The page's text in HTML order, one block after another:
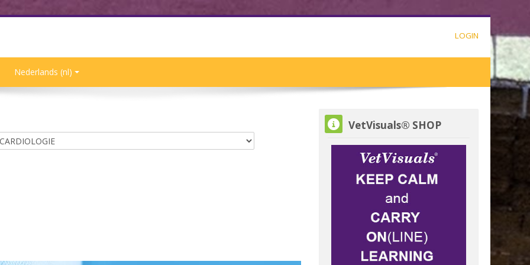
LOGIN
Nederlands ‎(nl)‎
VetVisuals® SHOP overslaan
VetVisuals® SHOP